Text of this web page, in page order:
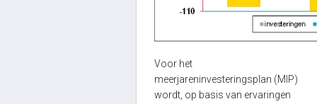
Voor het
meerjareninvesteringsplan (MIP)
wordt, op basis van ervaringen